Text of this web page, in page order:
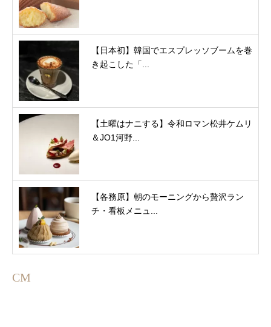
【日本初】韓国でエスプレッソブームを巻
き起こした「...
【土曜はナニする】令和ロマン松井ケムリ
＆JO1河野...
【各務原】朝のモーニングから贅沢ラン
チ・看板メニュ...
CM